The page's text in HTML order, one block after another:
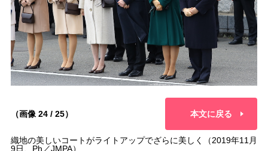
（画像 24 / 25） 本文に戻る
織地の美しいコートがライトアップでざらに美しく（2019年11月
9日、Ph／JMPA）